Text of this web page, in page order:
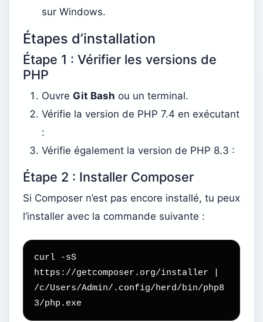
sur Windows.
Étapes d’installation
Étape 1 : Vérifier les versions de
PHP
Ouvre Git Bash ou un terminal.
Vérifie la version de PHP 7.4 en exécutant
:
Vérifie également la version de PHP 8.3 :
Étape 2 : Installer Composer
Si Composer n’est pas encore installé, tu peux
l’installer avec la commande suivante :
curl -sS
https://getcomposer.org/installer |
/c/Users/Admin/.config/herd/bin/php8
3/php.exe